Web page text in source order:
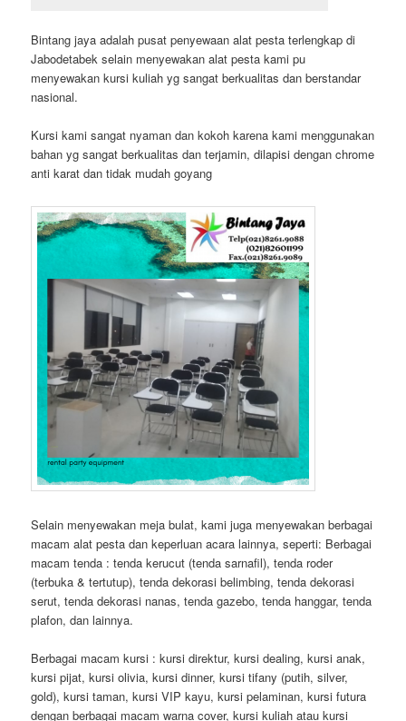
Bintang jaya adalah pusat penyewaan alat pesta terlengkap di
Jabodetabek selain menyewakan alat pesta kami pu
menyewakan kursi kuliah yg sangat berkualitas dan berstandar
nasional.
Kursi kami sangat nyaman dan kokoh karena kami menggunakan
bahan yg sangat berkualitas dan terjamin, dilapisi dengan chrome
anti karat dan tidak mudah goyang
Selain menyewakan meja bulat, kami juga menyewakan berbagai
macam alat pesta dan keperluan acara lainnya, seperti: Berbagai
macam tenda : tenda kerucut (tenda sarnafil), tenda roder
(terbuka & tertutup), tenda dekorasi belimbing, tenda dekorasi
serut, tenda dekorasi nanas, tenda gazebo, tenda hanggar, tenda
plafon, dan lainnya.
Berbagai macam kursi : kursi direktur, kursi dealing, kursi anak,
kursi pijat, kursi olivia, kursi dinner, kursi tifany (putih, silver,
gold), kursi taman, kursi VIP kayu, kursi pelaminan, kursi futura
dengan berbagai macam warna cover, kursi kuliah atau kursi